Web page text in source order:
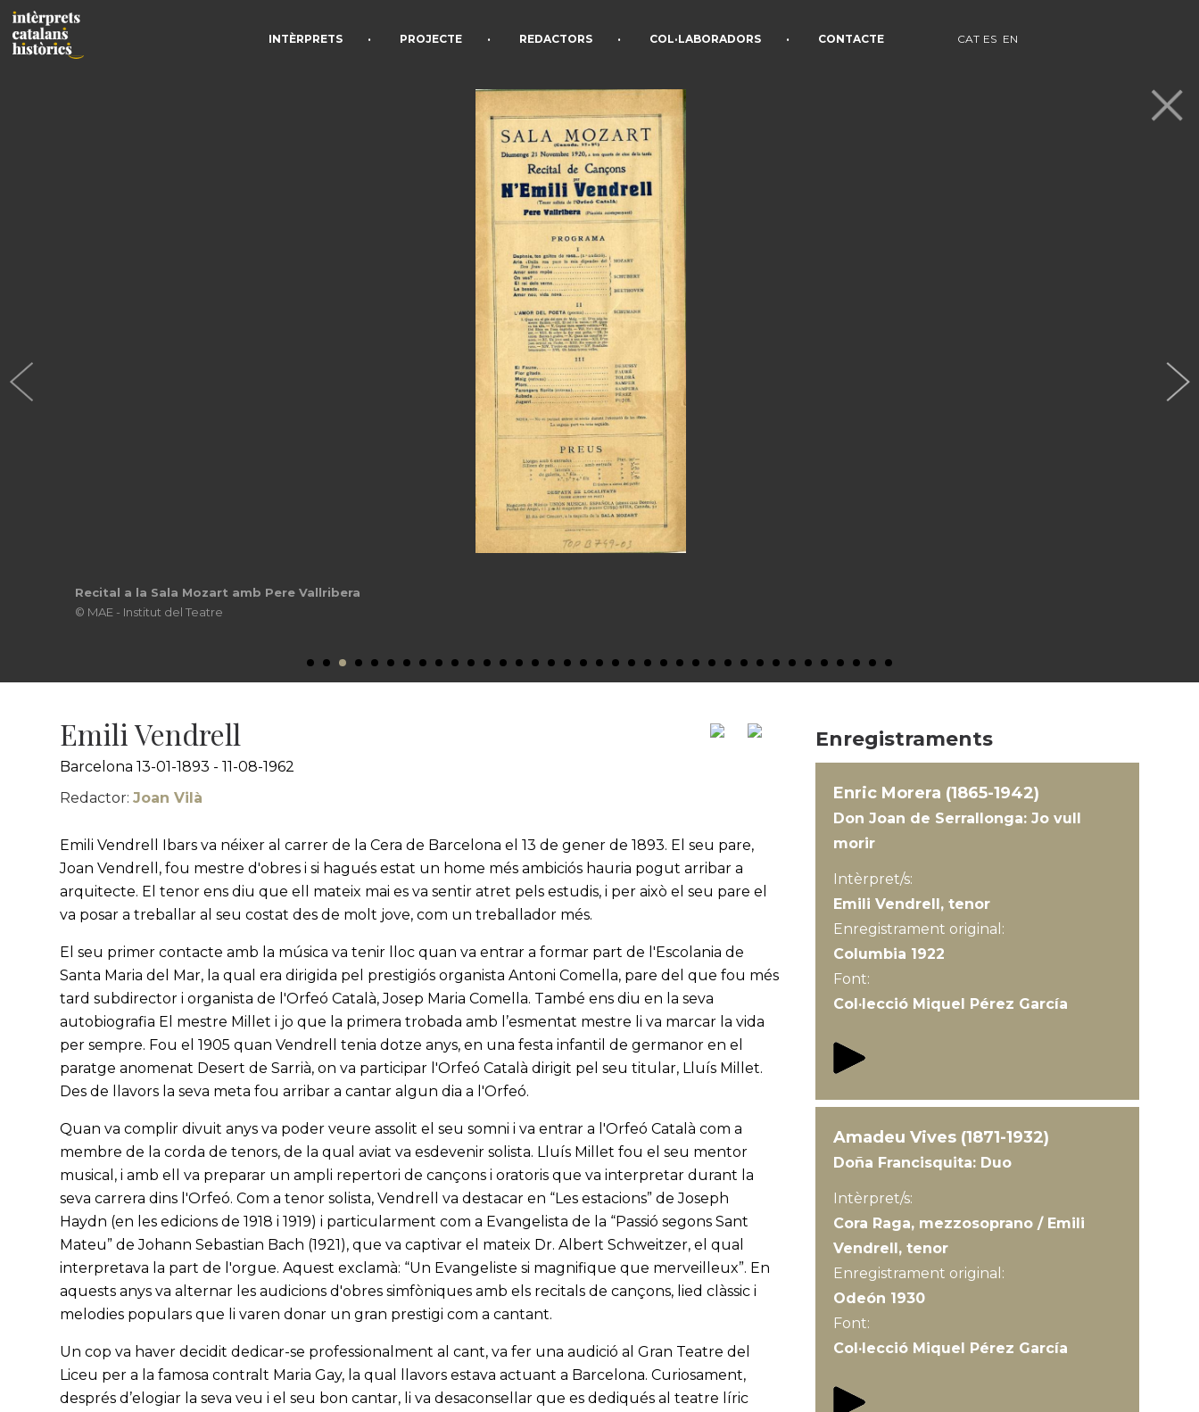
INTÈRPRETS • PROJECTE • REDACTORS • COL·LABORADORS • CONTACTE CAT ES EN
Recital a la Sala Mozart amb Pere Vallribera
© MAE - Institut del Teatre
Emili Vendrell
Barcelona 13-01-1893 - 11-08-1962
Redactor:Joan Vilà
Emili Vendrell Ibars va néixer al carrer de la Cera de Barcelona el 13 de gener de 1893. El seu pare,
Joan Vendrell, fou mestre d'obres i si hagués estat un home més ambiciós hauria pogut arribar a
arquitecte. El tenor ens diu que ell mateix mai es va sentir atret pels estudis, i per això el seu pare el
va posar a treballar al seu costat des de molt jove, com un treballador més.
El seu primer contacte amb la música va tenir lloc quan va entrar a formar part de l'Escolania de
Santa Maria del Mar, la qual era dirigida pel prestigiós organista Antoni Comella, pare del que fou més
tard subdirector i organista de l'Orfeó Català, Josep Maria Comella. També ens diu en la seva
autobiografia El mestre Millet i jo que la primera trobada amb l’esmentat mestre li va marcar la vida
per sempre. Fou el 1905 quan Vendrell tenia dotze anys, en una festa infantil de germanor en el
paratge anomenat Desert de Sarrià, on va participar l'Orfeó Català dirigit pel seu titular, Lluís Millet.
Des de llavors la seva meta fou arribar a cantar algun dia a l'Orfeó.
Quan va complir divuit anys va poder veure assolit el seu somni i va entrar a l'Orfeó Català com a
membre de la corda de tenors, de la qual aviat va esdevenir solista. Lluís Millet fou el seu mentor
musical, i amb ell va preparar un ampli repertori de cançons i oratoris que va interpretar durant la
seva carrera dins l'Orfeó. Com a tenor solista, Vendrell va destacar en “Les estacions” de Joseph
Haydn (en les edicions de 1918 i 1919) i particularment com a Evangelista de la “Passió segons Sant
Mateu” de Johann Sebastian Bach (1921), que va captivar el mateix Dr. Albert Schweitzer, el qual
interpretava la part de l'orgue. Aquest exclamà: “Un Evangeliste si magnifique que merveilleux”. En
aquests anys va alternar les audicions d'obres simfòniques amb els recitals de cançons, lied clàssic i
melodies populars que li varen donar un gran prestigi com a cantant.
Un cop va haver decidit dedicar-se professionalment al cant, va fer una audició al Gran Teatre del
Liceu per a la famosa contralt Maria Gay, la qual llavors estava actuant a Barcelona. Curiosament,
després d’elogiar la seva veu i el seu bon cantar, li va desaconsellar que es dediqués al teatre líric
Enregistraments
Enric Morera (1865-1942)
Don Joan de Serrallonga: Jo vull
morir
Intèrpret/s:
Emili Vendrell, tenor
Enregistrament original:
Columbia 1922
Font:
Col·lecció Miquel Pérez García
Amadeu Vives (1871-1932)
Doña Francisquita: Duo
Intèrpret/s:
Cora Raga, mezzosoprano / Emili
Vendrell, tenor
Enregistrament original:
Odeón 1930
Font:
Col·lecció Miquel Pérez García